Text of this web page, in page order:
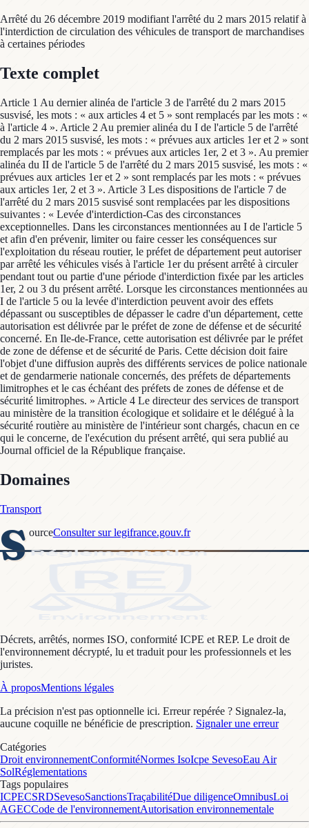
Arrêté du 26 décembre 2019 modifiant l'arrêté du 2 mars 2015 relatif à
l'interdiction de circulation des véhicules de transport de marchandises
à certaines périodes
Texte complet
Article 1 Au dernier alinéa de l'article 3 de l'arrêté du 2 mars 2015
susvisé, les mots : « aux articles 4 et 5 » sont remplacés par les mots : «
à l'article 4 ». Article 2 Au premier alinéa du I de l'article 5 de l'arrêté
du 2 mars 2015 susvisé, les mots : « prévues aux articles 1er et 2 » sont
remplacés par les mots : « prévues aux articles 1er, 2 et 3 ». Au premier
alinéa du II de l'article 5 de l'arrêté du 2 mars 2015 susvisé, les mots : «
prévues aux articles 1er et 2 » sont remplacés par les mots : « prévues
aux articles 1er, 2 et 3 ». Article 3 Les dispositions de l'article 7 de
l'arrêté du 2 mars 2015 susvisé sont remplacées par les dispositions
suivantes : « Levée d'interdiction-Cas des circonstances
exceptionnelles. Dans les circonstances mentionnées au I de l'article 5
et afin d'en prévenir, limiter ou faire cesser les conséquences sur
l'exploitation du réseau routier, le préfet de département peut autoriser
par arrêté les véhicules visés à l'article 1er du présent arrêté à circuler
pendant tout ou partie d'une période d'interdiction fixée par les articles
1er, 2 ou 3 du présent arrêté. Lorsque les circonstances mentionnées au
I de l'article 5 ou la levée d'interdiction peuvent avoir des effets
dépassant ou susceptibles de dépasser le cadre d'un département, cette
autorisation est délivrée par le préfet de zone de défense et de sécurité
concerné. En Ile-de-France, cette autorisation est délivrée par le préfet
de zone de défense et de sécurité de Paris. Cette décision doit faire
l'objet d'une diffusion auprès des différents services de police nationale
et de gendarmerie nationale concernés, des préfets de départements
limitrophes et le cas échéant des préfets de zones de défense et de
sécurité limitrophes. » Article 4 Le directeur des services de transport
au ministère de la transition écologique et solidaire et le délégué à la
sécurité routière au ministère de l'intérieur sont chargés, chacun en ce
qui le concerne, de l'exécution du présent arrêté, qui sera publié au
Journal officiel de la République française.
Domaines
Transport
S ourceConsulter sur legifrance.gouv.fr
Décrets, arrêtés, normes ISO, conformité ICPE et REP. Le droit de
l'environnement décrypté, lu et traduit pour les professionnels et les
juristes.
À proposMentions légales
La précision n'est pas optionnelle ici. Erreur repérée ? Signalez-la,
aucune coquille ne bénéficie de prescription. Signaler une erreur
Catégories
Droit environnementConformitéNormes IsoIcpe SevesoEau Air
SolRéglementations
Tags populaires
ICPECSRDSevesoSanctionsTraçabilitéDue diligenceOmnibusLoi
AGECCode de l'environnementAutorisation environnementale